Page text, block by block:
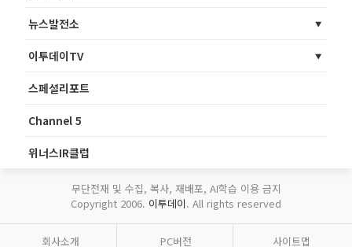
뉴스발전소
이투데이TV
스페셜리포트
Channel 5
위너스IR클럽
무단전재 및 수집, 복사, 재배포, AI학습 이용 금지
Copyright 2006. 이투데이. All rights reserved
회사소개 PC버전 사이트맵